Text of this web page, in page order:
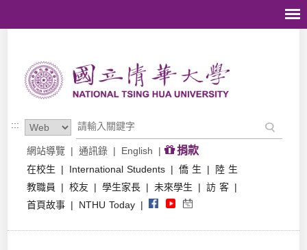
:::
網站導覽 | 通訊錄 | English | 捐款
在校生 | International Students | 僑 生 |
陸 生
教職員
| 校友 | 學生家長 | 未來學生 | 訪 客 |
首頁故事 | NTHU Today |